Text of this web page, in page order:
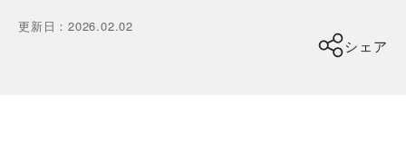
更新日 ：2026.02.02
シェア